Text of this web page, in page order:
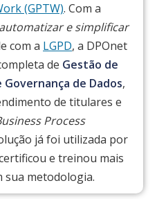
(GPTW). Com a
e simplificar
com a LGPD, a DPOnet
de Gestão de
de Dados,
de titulares e
Process
já foi utilizada por
e treinou mais
sua metodologia.